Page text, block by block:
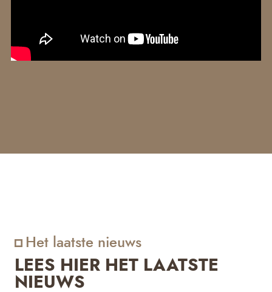
Het laatste nieuws
LEES HIER HET LAATSTE
NIEUWS